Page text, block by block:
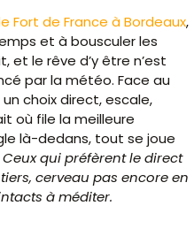
Fort de France à Bordeaux,
et à bousculer les
et le rêve d’y être n’est
par la météo. Face au
choix direct, escale,
où file la meilleure
là-dedans, tout se joue
Ceux qui préfèrent le direct
cerveau pas encore en
à méditer.